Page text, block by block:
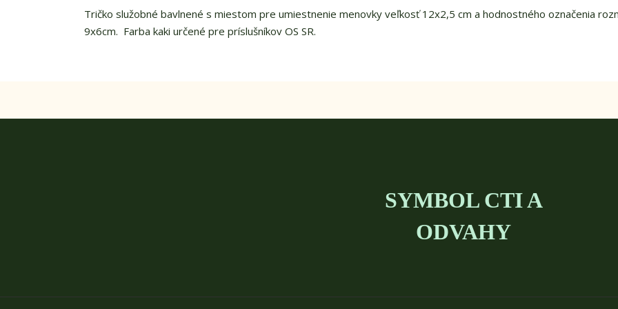
Tričko služobné bavlnené s miestom pre umiestnenie menovky veľkosť 12x2,5 cm a hodnostného označenia
9x6cm. Farba kaki určené pre príslušníkov OS SR.
SYMBOL CTI A
ODVAHY